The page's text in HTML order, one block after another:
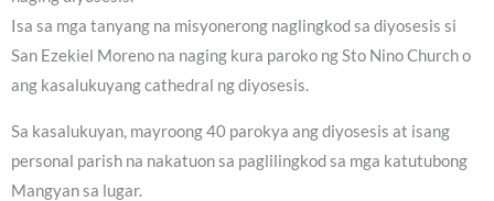
Isa sa mga tanyang na misyonerong naglingkod sa diyosesis si
San Ezekiel Moreno na naging kura paroko ng Sto Nino Church o
ang kasalukuyang cathedral ng diyosesis.
Sa kasalukuyan, mayroong 40 parokya ang diyosesis at isang
personal parish na nakatuon sa paglilingkod sa mga katutubong
Mangyan sa lugar.